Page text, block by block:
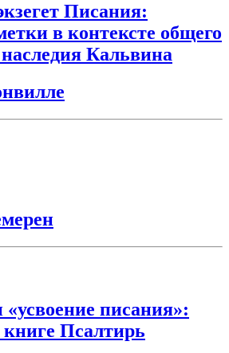
Писания:
в контексте общего
Кальвина
писания»:
Псалтирь